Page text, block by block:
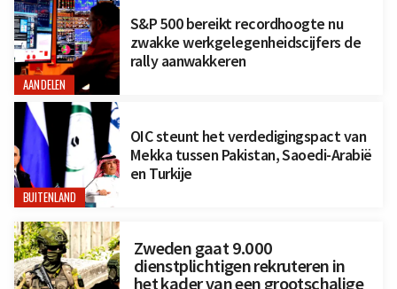
AANDELEN
S&P 500 bereikt recordhoogte nu
zwakke werkgelegenheidscijfers de
rally aanwakkeren
BUITENLAND
OIC steunt het verdedigingspact van
Mekka tussen Pakistan, Saoedi-Arabië
en Turkije
Zweden gaat 9.000
dienstplichtigen rekruteren in
het kader van een grootschalige